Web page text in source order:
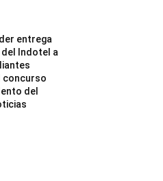
entrega
Indotel a
concurso
del